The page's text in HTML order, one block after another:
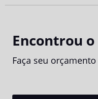
Encontrou
Faça seu